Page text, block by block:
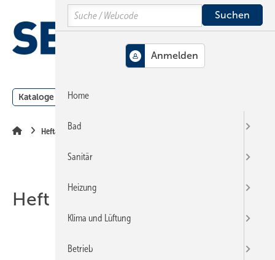
Hauptinhalt
Hauptmenü
SiteSearch
Kataloge Meldungen
Heftarchiv
Heft 07-2010
Search
Home
Bad
Sanitär
Heizung
Klima und Lüftung
Betrieb